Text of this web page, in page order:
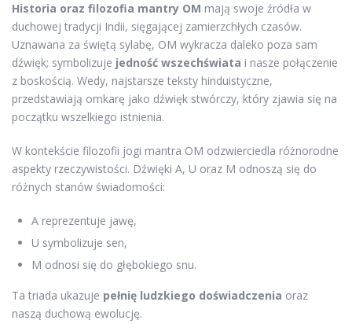
Historia oraz filozofia mantry OM mają swoje źródła w
duchowej tradycji Indii, sięgającej zamierzchłych czasów.
Uznawana za świętą sylabę, OM wykracza daleko poza sam
dźwięk; symbolizuje jedność wszechświata i nasze połączenie
z boskością. Wedy, najstarsze teksty hinduistyczne,
przedstawiają omkarę jako dźwięk stwórczy, który zjawia się na
początku wszelkiego istnienia.
W kontekście filozofii jogi mantra OM odzwierciedla różnorodne
aspekty rzeczywistości. Dźwięki A, U oraz M odnoszą się do
różnych stanów świadomości:
A reprezentuje jawę,
U symbolizuje sen,
M odnosi się do głębokiego snu.
Ta triada ukazuje pełnię ludzkiego doświadczenia oraz
naszą duchową ewolucję.